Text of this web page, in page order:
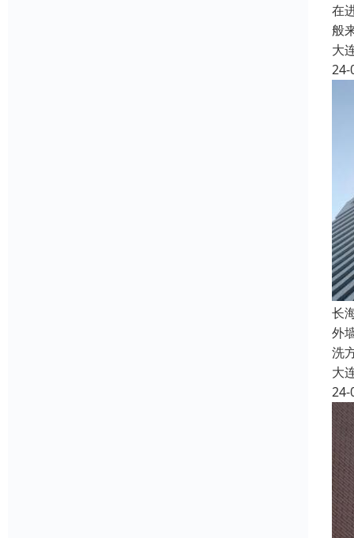
在
般
大
24-
长
外
洗
大
24-